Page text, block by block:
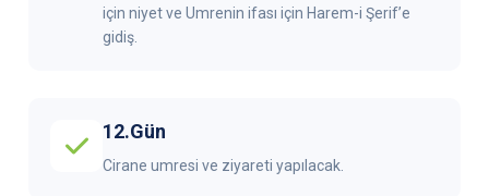
için niyet ve Umrenin ifası için Harem-i Şerif’e
gidiş.
12.Gün
Cirane umresi ve ziyareti yapılacak.